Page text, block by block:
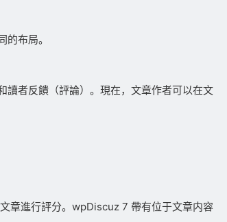
布局。
者反饋（評論）。現在，文章作者可以在文
章進行評分。wpDiscuz 7 帶有位于文章内容